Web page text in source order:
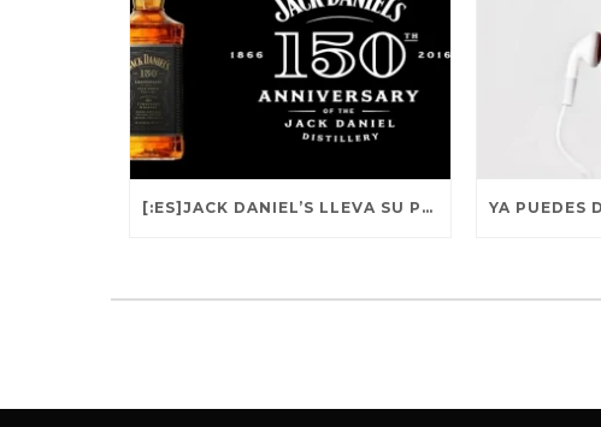
[:ES]JACK DANIEL’S LLEVA SU PUEBLO NATAL A SU NUEVA CAMPAÑA PUBLICITARIA[:]